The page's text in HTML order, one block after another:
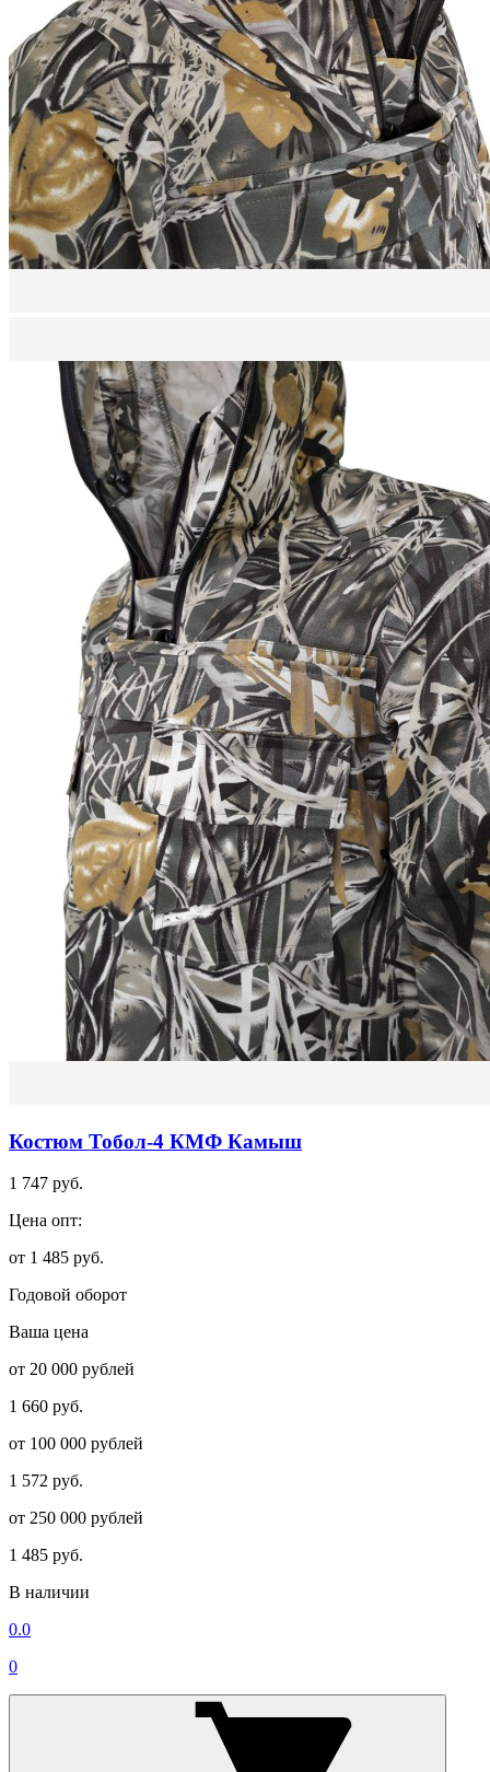
Костюм Тобол-4 КМФ Камыш
1 747 руб.
Цена опт:
от 1 485 руб.
Годовой оборот
Ваша цена
от 20 000 рублей
1 660 руб.
от 100 000 рублей
1 572 руб.
от 250 000 рублей
1 485 руб.
В наличии
0.0
0